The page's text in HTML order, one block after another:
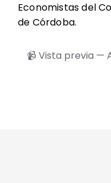
Economistas del
de Córdoba.
📹 Vista previa —